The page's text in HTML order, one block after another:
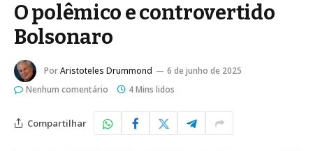
O polêmico e controvertido
Bolsonaro
PorAristoteles Drummond
6 de junho de 2025
Nenhum comentário
4 Mins lidos
Compartilhar